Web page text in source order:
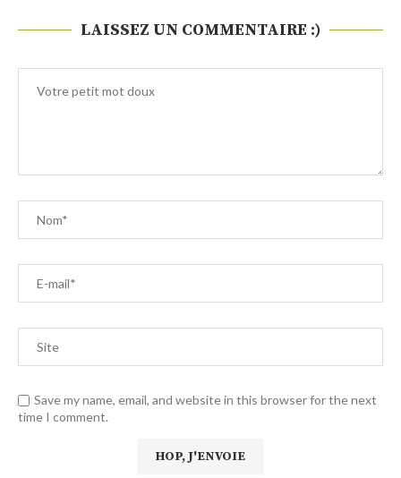
LAISSEZ UN COMMENTAIRE :)
Save my name, email, and website in this browser for the next
time I comment.